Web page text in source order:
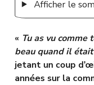
Afficher le
« Tu as vu
beau quand il
jetant un coup
années sur la